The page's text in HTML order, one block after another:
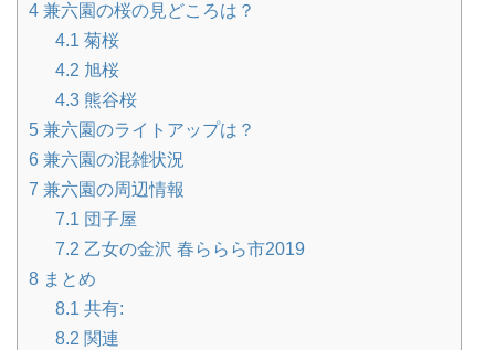
4 兼六園の桜の見どころは？
4.1 菊桜
4.2 旭桜
4.3 熊谷桜
5 兼六園のライトアップは？
6 兼六園の混雑状況
7 兼六園の周辺情報
7.1 団子屋
7.2 乙女の金沢 春ららら市2019
8 まとめ
8.1 共有:
8.2 関連